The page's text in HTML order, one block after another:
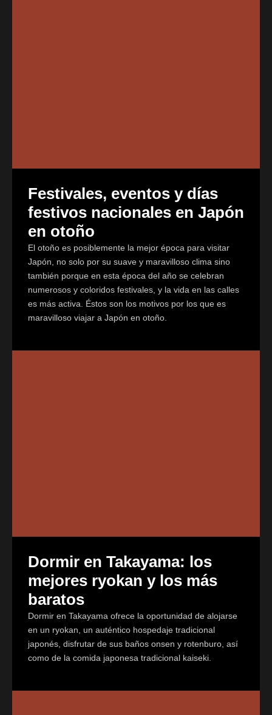
Festivales, eventos y días
festivos nacionales en Japón
en otoño
El otoño es posiblemente la mejor época para visitar
Japón, no solo por su suave y maravilloso clima sino
también porque en esta época del año se celebran
numerosos y coloridos festivales, y la vida en las calles
es más activa. Éstos son los motivos por los que es
maravilloso viajar a Japón en otoño.
Dormir en Takayama: los
mejores ryokan y los más
baratos
Dormir en Takayama ofrece la oportunidad de alojarse
en un ryokan, un auténtico hospedaje tradicional
japonés, disfrutar de sus baños onsen y rotenburo, así
como de la comida japonesa tradicional kaiseki.